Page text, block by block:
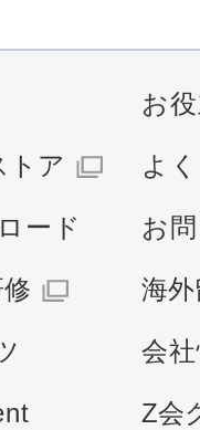
お
トア よ
ード お
海
会
Z会